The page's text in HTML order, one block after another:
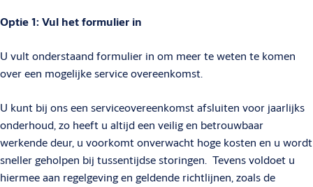
Optie 1: Vul het formulier in
U vult onderstaand formulier in om meer te weten te komen
over een mogelijke service overeenkomst.
U kunt bij ons een serviceovereenkomst afsluiten voor jaarlijks
onderhoud, zo heeft u altijd een veilig en betrouwbaar
werkende deur, u voorkomt onverwacht hoge kosten en u wordt
sneller geholpen bij tussentijdse storingen. Tevens voldoet u
hiermee aan regelgeving en geldende richtlijnen, zoals de